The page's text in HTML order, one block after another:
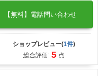
【無料】電話問い合わせ
ショップレビュー(1件)
総合評価: 5 点